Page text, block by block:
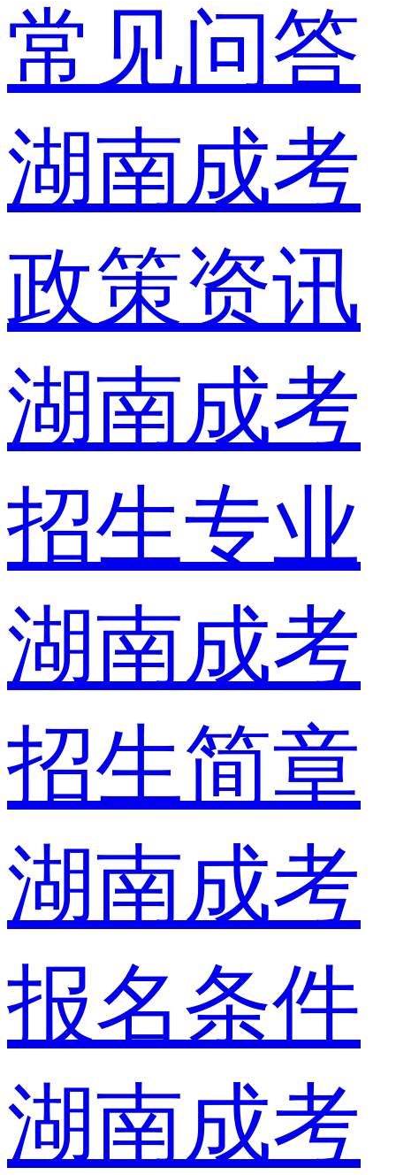
常见问答
湖南成考
政策资讯
湖南成考
招生专业
湖南成考
招生简章
湖南成考
报名条件
湖南成考